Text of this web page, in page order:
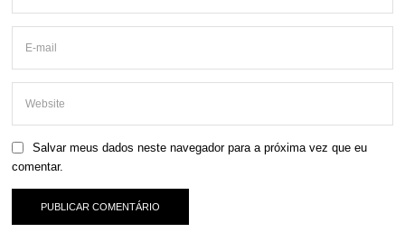
Salvar meus dados neste navegador para a próxima vez que eu
comentar.